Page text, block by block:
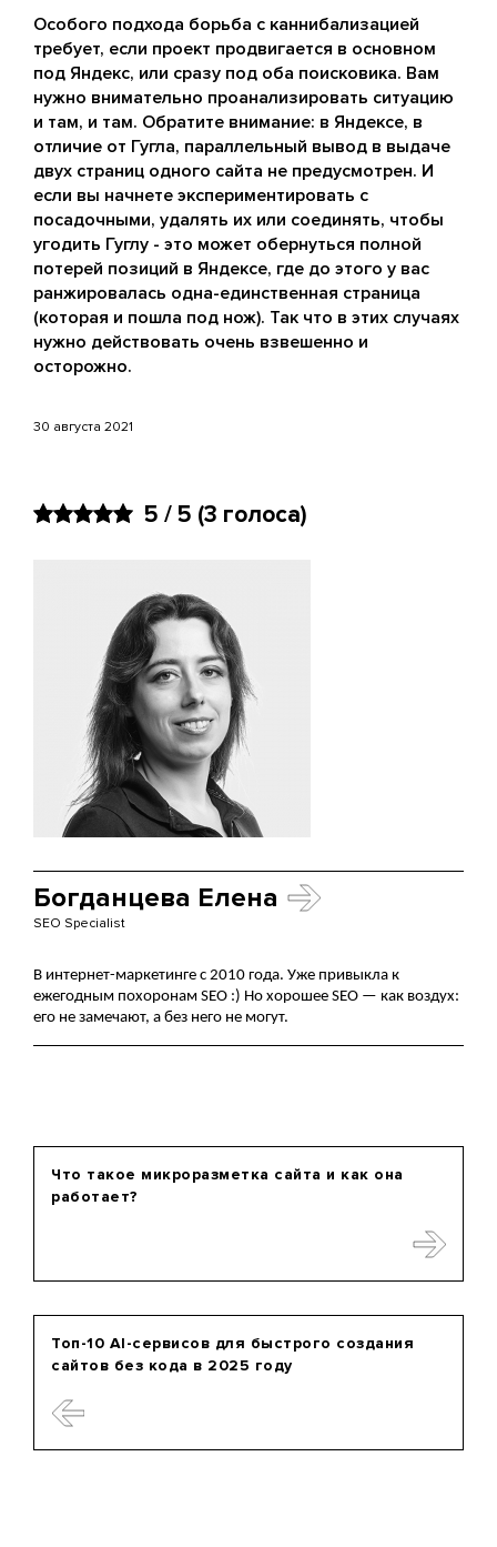
Особого подхода борьба с каннибализацией
требует, если проект продвигается в основном
под Яндекс, или сразу под оба поисковика. Вам
нужно внимательно проанализировать ситуацию
и там, и там. Обратите внимание: в Яндексе, в
отличие от Гугла, параллельный вывод в выдаче
двух страниц одного сайта не предусмотрен. И
если вы начнете экспериментировать с
посадочными, удалять их или соединять, чтобы
угодить Гуглу - это может обернуться полной
потерей позиций в Яндексе, где до этого у вас
ранжировалась одна-единственная страница
(которая и пошла под нож). Так что в этих случаях
нужно действовать очень взвешенно и
осторожно.
30 августа 2021
5 / 5 (3 голоса)
Богданцева Елена
SEO Specialist
В интернет-маркетинге с 2010 года. Уже привыкла к
ежегодным похоронам SEO :) Но хорошее SEO — как воздух:
его не замечают, а без него не могут.
Топ-10 AI-сервисов для быстрого создания
сайтов без кода в 2025 году
Что такое микроразметка сайта и как она
работает?